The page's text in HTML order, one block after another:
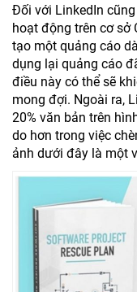
Đối với LinkedIn
hoạt động trên cơ sở
tạo một quảng cáo
dụng lại quảng cáo
điều này có thể sẽ
mong đợi. Ngoài ra,
20% văn bản trên
do hơn trong việc
ảnh dưới đây là một